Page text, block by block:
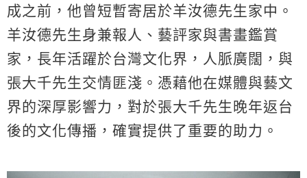
成之前，他曾短暫寄居於羊汝德先生家中。
羊汝德先生身兼報人、藝評家與書畫鑑賞
家，長年活躍於台灣文化界，人脈廣闊，與
張大千先生交情匪淺。憑藉他在媒體與藝文
界的深厚影響力，對於張大千先生晚年返台
後的文化傳播，確實提供了重要的助力。